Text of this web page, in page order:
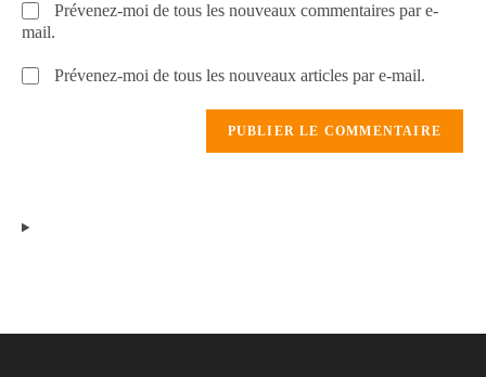
Prévenez-moi de tous les nouveaux commentaires par e-
mail.
Prévenez-moi de tous les nouveaux articles par e-mail.